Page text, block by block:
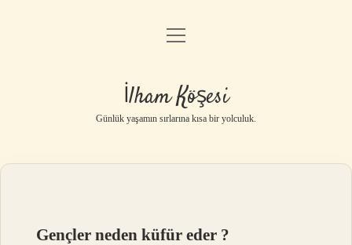
Anasayfa
Yasal Uyarı
menüyü
İlham Köşesi
Günlük yaşamın sırlarına kısa bir yolculuk.
Gençler neden küfür eder ?